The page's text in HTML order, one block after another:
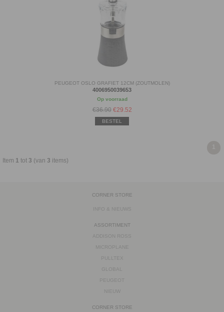
PEUGEOT OSLO GRAFIET 12CM (ZOUTMOLEN)
4006950039653
Op voorraad
€36.90 €29.52
BESTEL
Item 1 tot 3 (van 3 items)
CORNER STORE
INFO & NIEUWS
ASSORTIMENT
ADDISON ROSS
MICROPLANE
PULLTEX
GLOBAL
PEUGEOT
NIEUW
CORNER STORE